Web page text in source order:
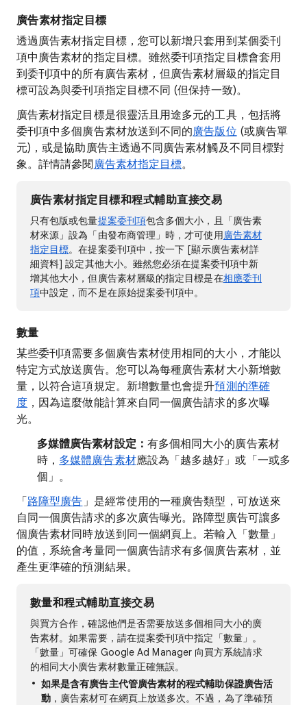
廣告素材指定目標
透過廣告素材指定目標，您可以新增只套用到某個委刊
項中廣告素材的指定目標。雖然委刊項指定目標會套用
到委刊項中的所有廣告素材，但廣告素材層級的指定目
標可設為與委刊項指定目標不同 (但保持一致)。
廣告素材指定目標是很靈活且用途多元的工具，包括將
委刊項中多個廣告素材放送到不同的廣告版位(或廣告單
元)，或是協助廣告主透過不同廣告素材觸及不同目標對
象。詳情請參閱 廣告素材指定目標。
廣告素材指定目標和程式輔助直接交易
只有包版或包量提案委刊項包含多個大小，且「廣告素
材來源」設為「由發布商管理」時，才可使用廣告素材
指定目標。在提案委刊項中，按一下 [顯示廣告素材詳
細資料] 設定其他大小。雖然您必須在提案委刊項中新
增其他大小，但廣告素材層級的指定目標是在相應委刊
項中設定，而不是在原始提案委刊項中。
數量
某些委刊項需要多個廣告素材使用相同的大小，才能以
特定方式放送廣告。您可以為每種廣告素材大小新增數
量，以符合這項規定。新增數量也會提升預測的準確
度 ，因為這麼做能計算來自同一個廣告請求的多次曝
光。
多媒體廣告素材設定： 有多個相同大小的廣告素材
時， 多媒體廣告素材應設為「越多越好」或「一或多
個」。
「路障型廣告」是經常使用的一種廣告類型，可放送來
自同一個廣告請求的多次廣告曝光。路障型廣告可讓多
個廣告素材同時放送到同一個網頁上。若輸入「數量」
的值，系統會考量同一個廣告請求有多個廣告素材，並
產生更準確的預測結果。
數量和程式輔助直接交易
與買方合作，確認他們是否需要放送多個相同大小的廣
告素材。如果需要，請在提案委刊項中指定「數量」。
「數量」可確保 Google Ad Manager 向買方系統請求
的相同大小廣告素材數量正確無誤。
如果是含有廣告主代管廣告素材的程式輔助保證廣告活
動 ，廣告素材可在網頁上放送多次。不過，為了準確預